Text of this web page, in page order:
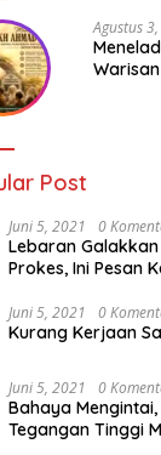
Agustus
Post
Juni 5, 2021 0
Lebaran
Prokes, Ini Pesan
Juni 5, 2021 0
Kurang Kerjaan
Juni 5, 2021 0
Bahaya
Tegangan Tinggi